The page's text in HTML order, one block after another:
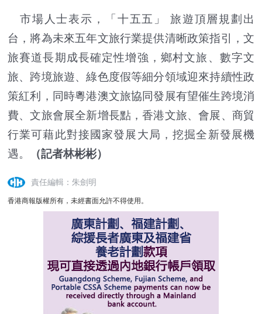
市場人士表示，「十五五」 旅遊頂層規劃出
台，將為未來五年文旅行業提供清晰政策指引，文
旅賽道長期成長確定性增強，鄉村文旅、數字文
旅、跨境旅遊、綠色度假等細分領域迎來持續性政
策紅利，同時粵港澳文旅協同發展有望催生跨境消
費、文旅會展全新增長點，香港文旅、會展、商貿
行業可藉此對接國家發展大局，挖掘全新發展機
遇。
（記者林彬彬）
責任編輯：朱劍明
香港商報版權所有，未經書面允許不得使用。